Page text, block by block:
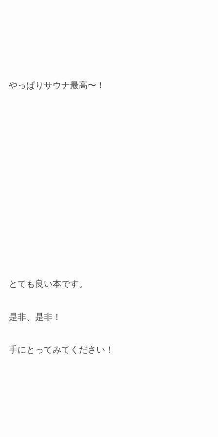
やっぱりサウナ最高〜！
とても良い本です。
是非、是非！
手にとってみてください！